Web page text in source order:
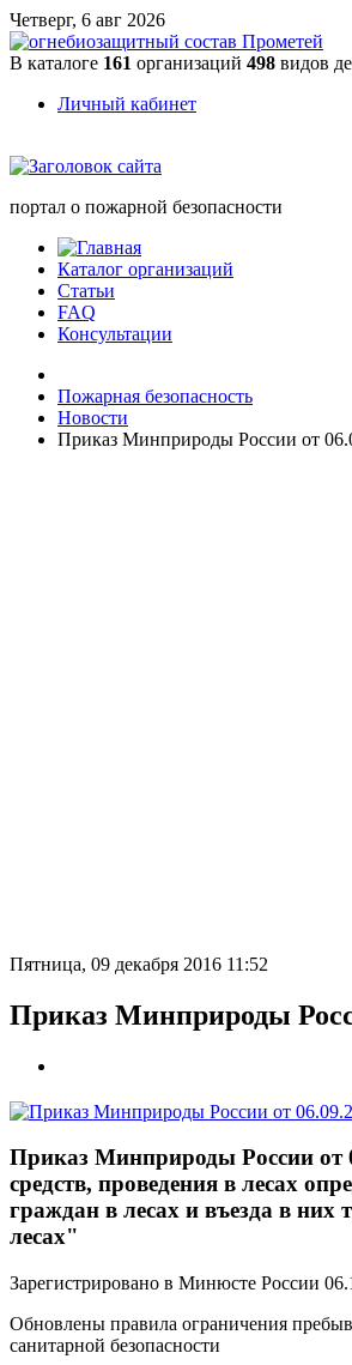
Четверг, 6 авг 2026
В каталоге 161 организаций 498 видов
Личный кабинет
портал о пожарной безопасности
Каталог организаций
Статьи
FAQ
Консультации
Пожарная безопасность
Новости
Приказ Минприроды России от
Пятница, 09 декабря 2016 11:52
Приказ Минприроды
Приказ Минприроды России от
средств, проведения в лесах
граждан в лесах и въезда в них
лесах"
Зарегистрировано в Минюсте России
Обновлены правила ограничения
санитарной безопасности